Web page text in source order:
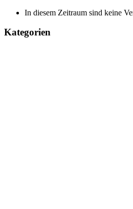
In diesem Zeitraum sind keine
Kategorien